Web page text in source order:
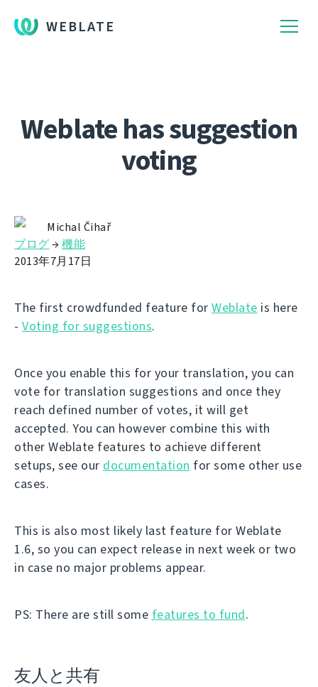
WEBLATE
Weblate has suggestion
voting
Michal Čihař
ブログ→機能
2013年7月17日
The first crowdfunded feature for Weblate is here
- Voting for suggestions.
Once you enable this for your translation, you can
vote for translation suggestions and once they
reach defined number of votes, it will get
accepted. You can however combine this with
other Weblate features to achieve different
setups, see our documentation for some other use
cases.
This is also most likely last feature for Weblate
1.6, so you can expect release in next week or two
in case no major problems appear.
PS: There are still some features to fund.
友人と共有